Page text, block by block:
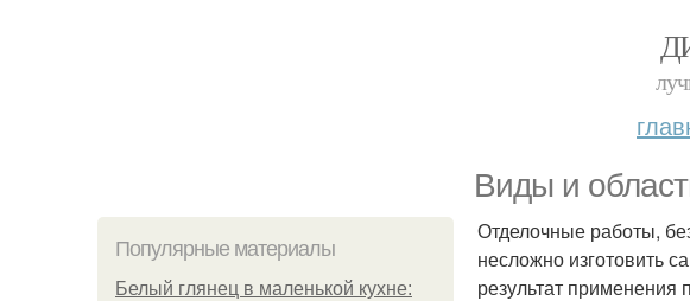
Виды и
Популярные материалы
Белый глянец в маленькой кухне:
Отделочные работы,
несложно изготовить
результат